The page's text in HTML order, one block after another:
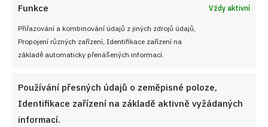
Funkce Vždy aktivní
Přiřazování a kombinování údajů z jiných zdrojů údajů,
Propojení různých zařízení, Identifikace zařízení na
základě automaticky přenášených informací.
Používání přesných údajů o zeměpisné poloze,
Identifikace zařízení na základě aktivně vyžádaných
informací.